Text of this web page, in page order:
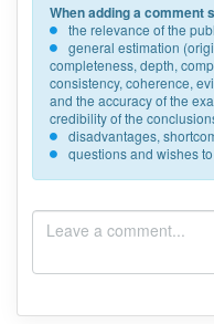
When adding a comment
the relevance of the
general estimation
completeness, depth,
consistency, coherence,
and the accuracy of the
credibility of the
disadvantages,
questions and wishes